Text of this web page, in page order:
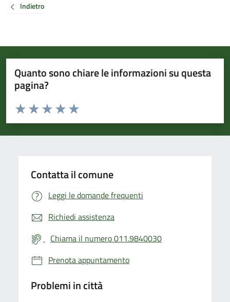
Indietro
Quanto sono chiare le informazioni su questa
pagina?
Valuta da 1 a 5 stelle la pagina
Valuta 5 stelle su 5
Valuta 4 stelle su 5
Valuta 3 stelle su 5
Valuta 2 stelle su 5
Valuta 1 stelle su 5
Contatta il comune
Leggi le domande frequenti
Richiedi assistenza
Chiama il numero 011.9840030
Prenota appuntamento
Problemi in città